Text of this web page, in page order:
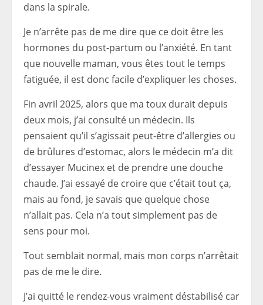
dans la spirale.
Je n’arrête pas de me dire que ce doit être les
hormones du post-partum ou l’anxiété. En tant
que nouvelle maman, vous êtes tout le temps
fatiguée, il est donc facile d’expliquer les choses.
Fin avril 2025, alors que ma toux durait depuis
deux mois, j’ai consulté un médecin. Ils
pensaient qu’il s’agissait peut-être d’allergies ou
de brûlures d’estomac, alors le médecin m’a dit
d’essayer Mucinex et de prendre une douche
chaude. J’ai essayé de croire que c’était tout ça,
mais au fond, je savais que quelque chose
n’allait pas. Cela n’a tout simplement pas de
sens pour moi.
Tout semblait normal, mais mon corps n’arrêtait
pas de me le dire.
J’ai quitté le rendez-vous vraiment déstabilisé car